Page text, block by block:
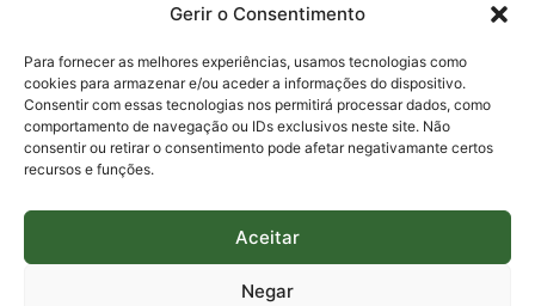
Gerir o Consentimento
Para fornecer as melhores experiências, usamos tecnologias como
cookies para armazenar e/ou aceder a informações do dispositivo.
Consentir com essas tecnologias nos permitirá processar dados, como
comportamento de navegação ou IDs exclusivos neste site. Não
consentir ou retirar o consentimento pode afetar negativamante certos
recursos e funções.
Aceitar
Negar
Para assuntos relacionados à Pesquisa
pesquisa@fapesc.sc.gov.br
Para assuntos relacionados à Inovação
inovacao@fapesc.sc.gov.br
Para assuntos relacionados à Bolsas
bolsas@fapesc.sc.gov.br
Para assuntos relacionados à Prestação de Contas
Para assuntos relacionados à Plataforma
plataforma@fapesc.sc.gov.br
Jair Artur da Silva dpo@fapesc.sc.gov.br 3665-4831